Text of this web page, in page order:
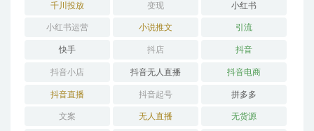
千川投放 变现 小红书
小红书运营 小说推文 引流
快手 抖店 抖音
抖音小店 抖音无人直播 抖音电商
抖音直播 抖音起号 拼多多
文案 无人直播 无货源